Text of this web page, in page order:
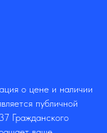
о цене и наличии
публичной
Гражданского